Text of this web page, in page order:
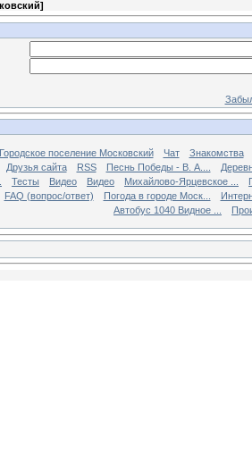
]
Городское поселение Московский Чат
Знакомства
Друзья сайта RSS Песнь Победы - В. А....
Тесты Видео Видео Михайлово-Ярцевское ...
FAQ (вопрос/ответ) Погода в городе Моск...
Автобус 1040 Видное ...